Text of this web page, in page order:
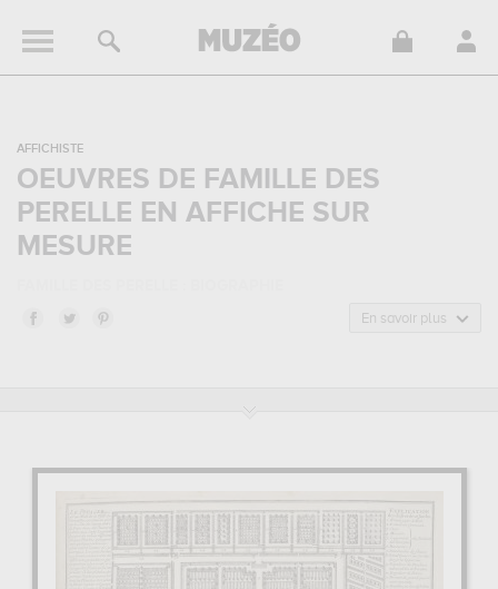
AFFICHISTE
OEUVRES DE FAMILLE DES
PERELLE EN AFFICHE SUR
MESURE
Famille des Perelle, est un affichiste. Famille des Perelle
de saint-germain-en-laye, sur les jardins, planche 67: vue
montmartre et saint laurent, planche 17: vue des parterres du
qui sont autant d'illustrations de ses sujets favoris :
architecture, jardin... Vous devrez vous rendre au châteaux de
versailles et de trianon, versailles, france pour pouvoir admirer
En savoir plus